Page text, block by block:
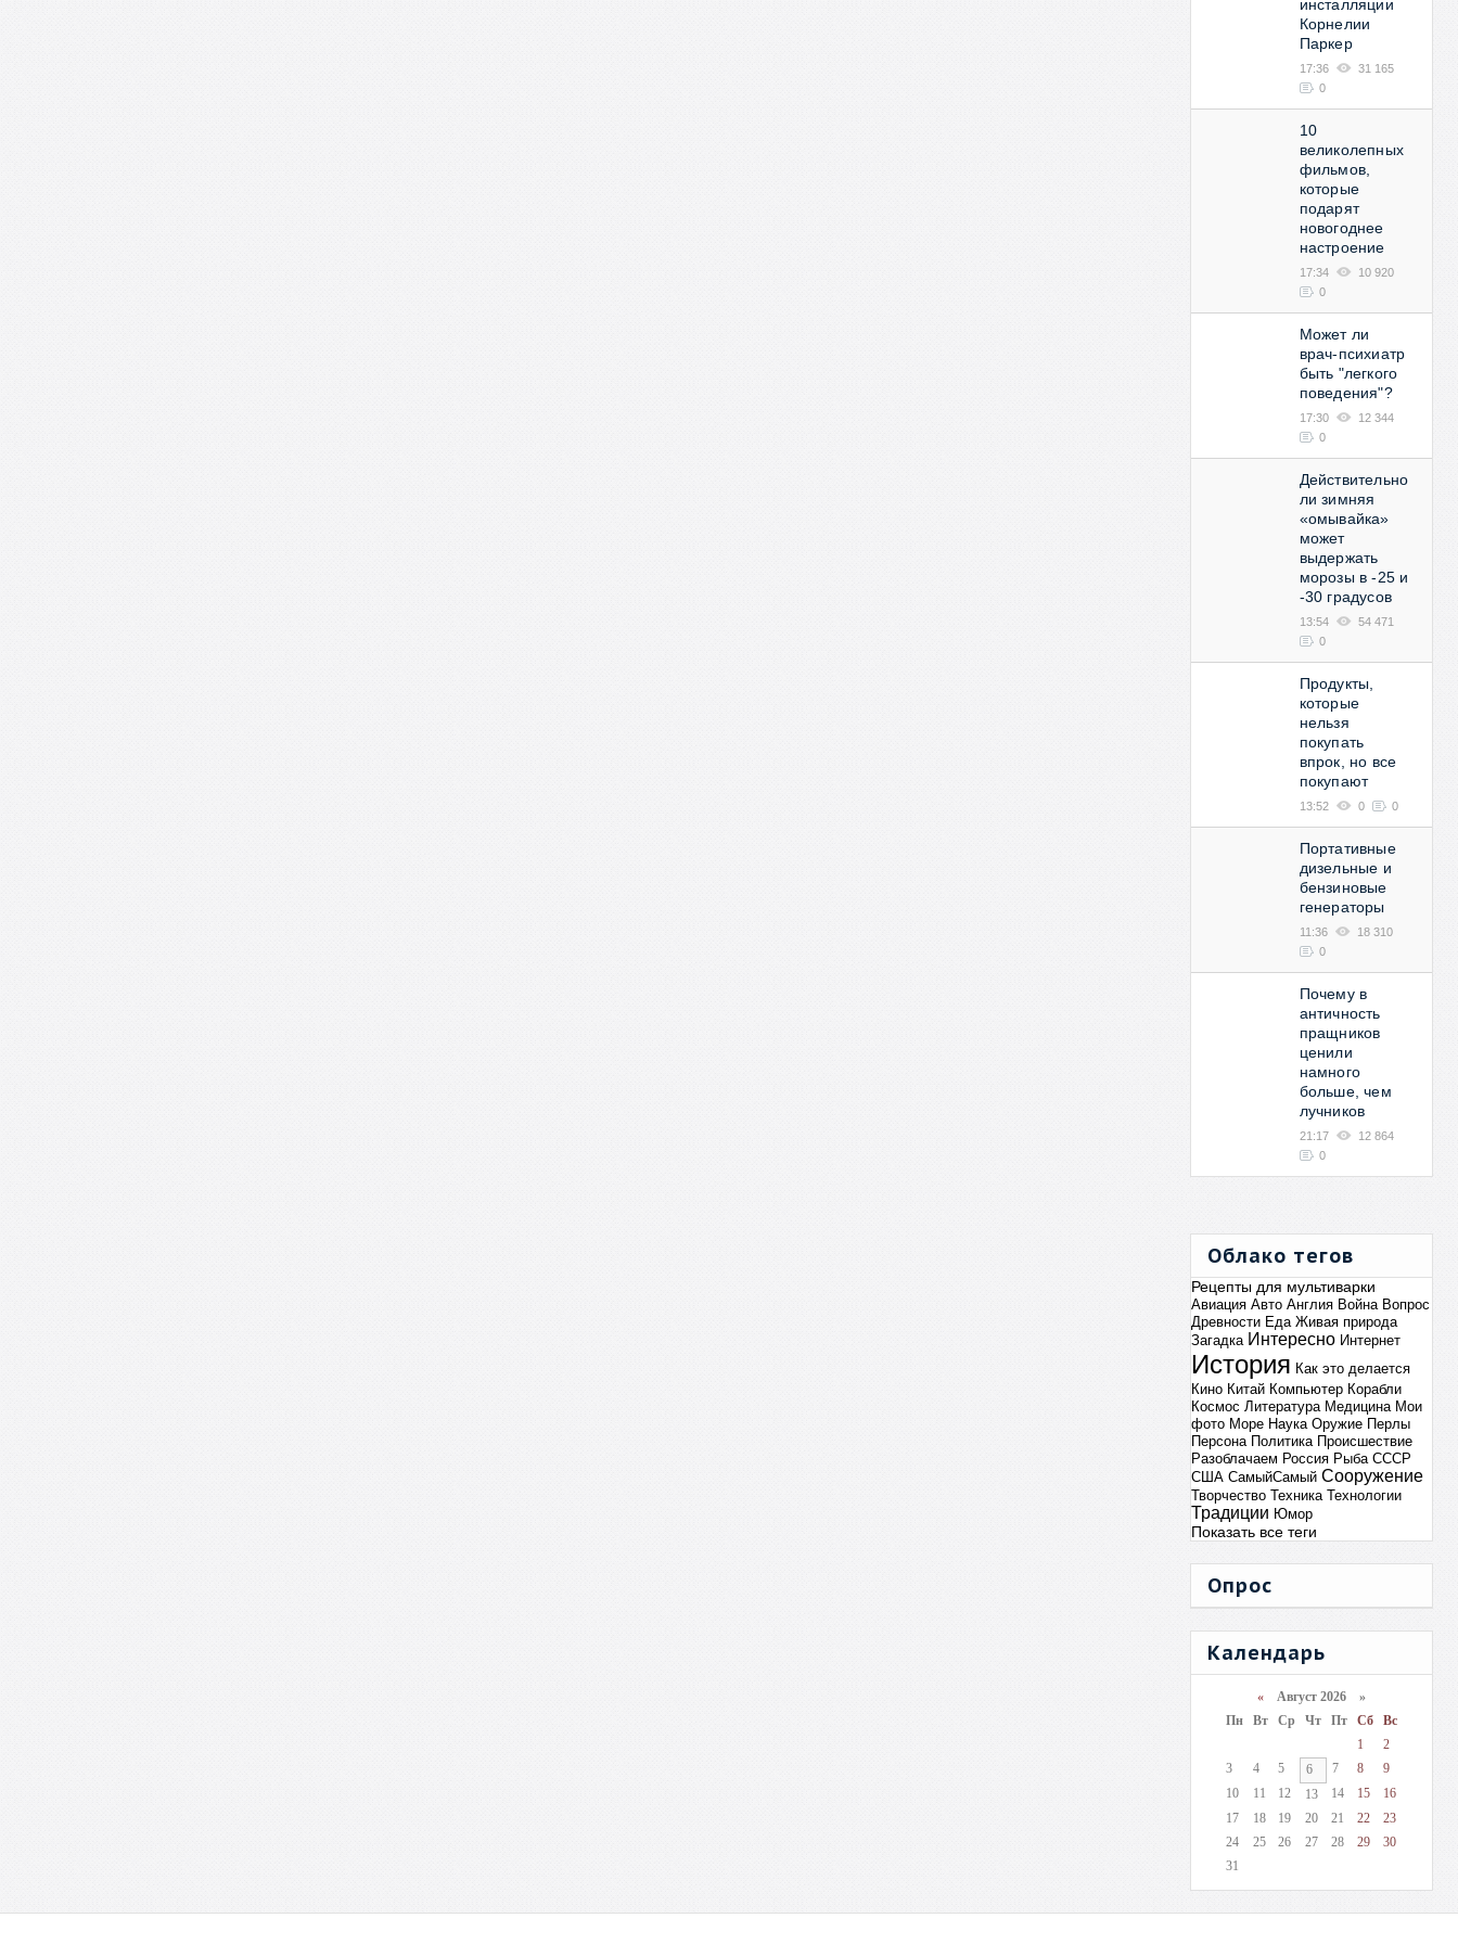
инсталляции
Корнелии
Паркер
17:36
31 165
0
10
великолепных
фильмов,
которые
подарят
новогоднее
настроение
17:34
10 920
0
Может ли
врач-психиатр
быть "легкого
поведения"?
17:30
12 344
0
Действительно
ли зимняя
«омывайка»
может
выдержать
морозы в -25 и
-30 градусов
13:54
54 471
0
Продукты,
которые
нельзя
покупать
впрок, но все
покупают
13:52 0 0
Портативные
дизельные и
бензиновые
генераторы
11:36
18 310
0
Почему в
античность
пращников
ценили
намного
больше, чем
лучников
21:17
12 864
0
Облако тегов
Рецепты для мультиварки
Авиация Авто Англия Война Вопрос
Древности Еда Живая природа
Загадка Интересно Интернет
История Как это делается
Кино Китай Компьютер Корабли
Космос Литература Медицина Мои
фото Море Наука Оружие Перлы
Персона Политика Происшествие
Разоблачаем Россия Рыба СССР
США СамыйСамый Сооружение
Творчество Техника Технологии
Традиции Юмор
Показать все теги
Опрос
Календарь
« Август 2026 »
Пн
Вт Ср Чт Пт Сб
Вс
1
2
3
4 5 6 7 8
9
10
11 12 13 14 15
16
17
18 19 20 21 22
23
24
25 26 27 28 29
30
31